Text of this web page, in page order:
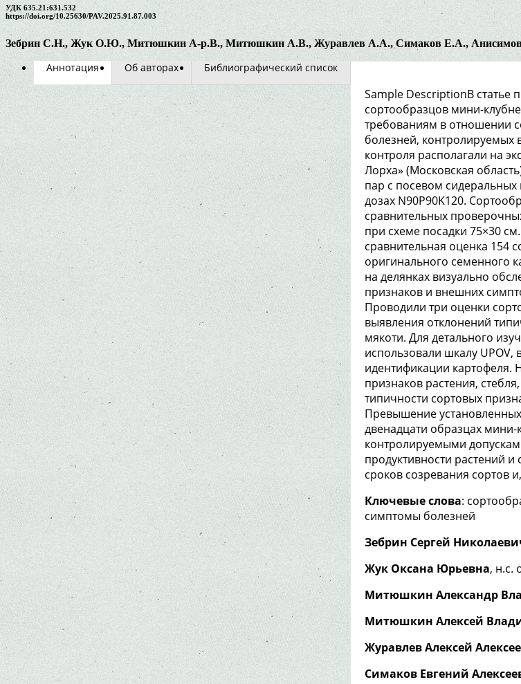
УДК 635.21:631.532
https://doi.org/10.25630/PAV.2025.91.87.003
Зебрин С.Н., Жук О.Ю., МитюшкинА-р.В., Митюшкин А.В., Журавлев А.А., Симаков Е.А.,
Аннотация Об авторах Библиографический список
Sample DescriptionВ статье
сортообразцов мини-
требованиям в отношении
болезней, контролируемых
контроля располагали на
Лорха» (Московская
пар с посевом
дозах N90P90K120.
сравнительных
при схеме посадки 75×30
сравнительная оценка 154
оригинального семенного
на делянках визуально
признаков и внешних
Проводили три оценки
выявления отклонений
мякоти. Для детального
использовали шкалу
идентификации картофеля.
признаков растения,
типичности сортовых
Превышение
двенадцати образцах
контролируемыми
продуктивности растений и
сроков созревания сортов
Ключевые слова:
симптомы болезней
Зебрин Сергей
Жук Оксана Юрьевна, н.с.
Митюшкин Александр
Митюшкин Алексей
Журавлев Алексей
Симаков Евгений